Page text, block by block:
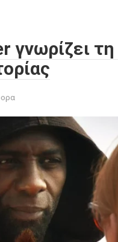
γνωρίζει